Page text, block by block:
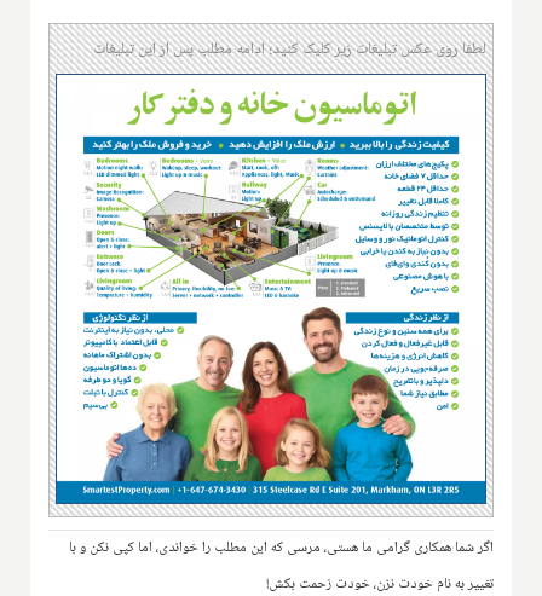
لطفا روی عکس تبلیغات زیر کلیک کنید؛ ادامه مطلب پس از این تبلیغات
اگر شما همکاری گرامی ما هستی، مرسی که این مطلب را خواندی، اما کپی نکن و با
تغییر به نام خودت نزن، خودت زحمت بکش!